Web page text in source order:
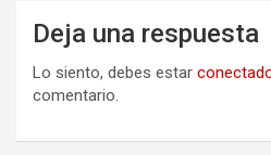
Deja una respuesta
Lo siento, debes estar
comentario.